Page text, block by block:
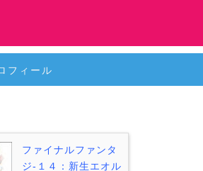
フィール
ファイナルファンタ
ジ-１４：新生エオル